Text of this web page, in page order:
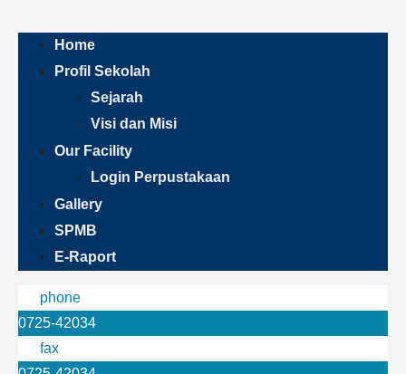
Home
Profil Sekolah
Sejarah
Visi dan Misi
Our Facility
Login Perpustakaan
Gallery
SPMB
E-Raport
phone
0725-42034
fax